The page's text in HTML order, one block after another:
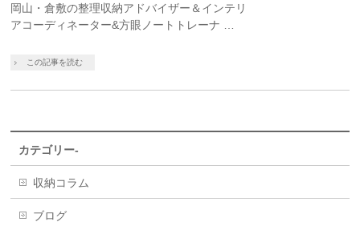
岡山・倉敷の整理収納アドバイザー＆インテリ
アコーディネーター&方眼ノートトレーナ …
この記事を読む
カテゴリー-
収納コラム
ブログ